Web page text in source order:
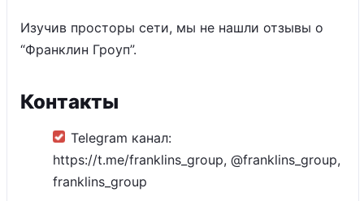
Изучив просторы сети, мы не нашли отзывы о
“Франклин Гроуп”.
Контакты
Telegram канал:
https://t.me/franklins_group, @franklins_group,
franklins_group